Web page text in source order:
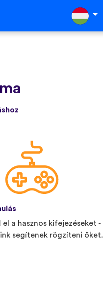
a hasznos kifejezéseket -
segítenek rögzíteni őket.